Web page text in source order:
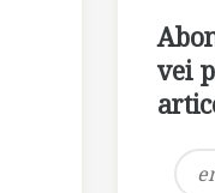
vei